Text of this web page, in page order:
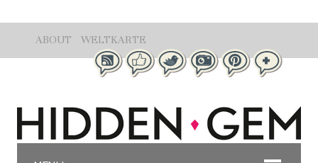
ABOUT WELTKARTE